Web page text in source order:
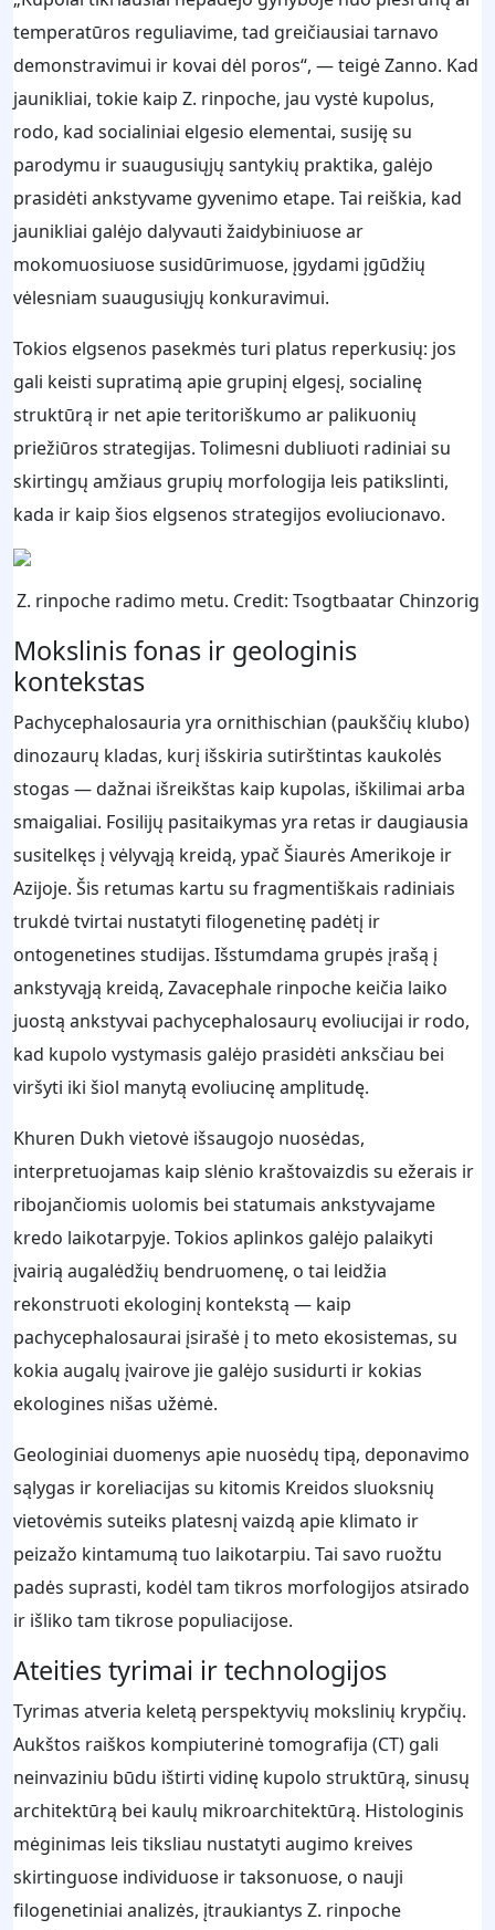
temperatūros reguliavime, tad greičiausiai tarnavo
demonstravimui ir kovai dėl poros“, — teigė Zanno. Kad
jaunikliai, tokie kaip Z. rinpoche, jau vystė kupolus,
rodo, kad socialiniai elgesio elementai, susiję su
parodymu ir suaugusiųjų santykių praktika, galėjo
prasidėti ankstyvame gyvenimo etape. Tai reiškia, kad
jaunikliai galėjo dalyvauti žaidybiniuose ar
mokomuosiuose susidūrimuose, įgydami įgūdžių
vėlesniam suaugusiųjų konkuravimui.
Tokios elgsenos pasekmės turi platus reperkusių: jos
gali keisti supratimą apie grupinį elgesį, socialinę
struktūrą ir net apie teritoriškumo ar palikuonių
priežiūros strategijas. Tolimesni dubliuoti radiniai su
skirtingų amžiaus grupių morfologija leis patikslinti,
kada ir kaip šios elgsenos strategijos evoliucionavo.
Z. rinpoche radimo metu. Credit: Tsogtbaatar Chinzorig
Mokslinis fonas ir geologinis
kontekstas
Pachycephalosauria yra ornithischian (paukščių klubo)
dinozaurų kladas, kurį išskiria sutirštintas kaukolės
stogas — dažnai išreikštas kaip kupolas, iškilimai arba
smaigaliai. Fosilijų pasitaikymas yra retas ir daugiausia
susitelkęs į vėlyvąją kreidą, ypač Šiaurės Amerikoje ir
Azijoje. Šis retumas kartu su fragmentiškais radiniais
trukdė tvirtai nustatyti filogenetinę padėtį ir
ontogenetines studijas. Išstumdama grupės įrašą į
ankstyvąją kreidą, Zavacephale rinpoche keičia laiko
juostą ankstyvai pachycephalosaurų evoliucijai ir rodo,
kad kupolo vystymasis galėjo prasidėti anksčiau bei
viršyti iki šiol manytą evoliucinę amplitudę.
Khuren Dukh vietovė išsaugojo nuosėdas,
interpretuojamas kaip slėnio kraštovaizdis su ežerais ir
ribojančiomis uolomis bei statumais ankstyvajame
kredo laikotarpyje. Tokios aplinkos galėjo palaikyti
įvairią augalėdžių bendruomenę, o tai leidžia
rekonstruoti ekologinį kontekstą — kaip
pachycephalosaurai įsirašė į to meto ekosistemas, su
kokia augalų įvairove jie galėjo susidurti ir kokias
ekologines nišas užėmė.
Geologiniai duomenys apie nuosėdų tipą, deponavimo
sąlygas ir koreliacijas su kitomis Kreidos sluoksnių
vietovėmis suteiks platesnį vaizdą apie klimato ir
peizažo kintamumą tuo laikotarpiu. Tai savo ruožtu
padės suprasti, kodėl tam tikros morfologijos atsirado
ir išliko tam tikrose populiacijose.
Ateities tyrimai ir technologijos
Tyrimas atveria keletą perspektyvių mokslinių krypčių.
Aukštos raiškos kompiuterinė tomografija (CT) gali
neinvaziniu būdu ištirti vidinę kupolo struktūrą, sinusų
architektūrą bei kaulų mikroarchitektūrą. Histologinis
mėginimas leis tiksliau nustatyti augimo kreives
skirtinguose individuose ir taksonuose, o nauji
filogenetiniai analizės, įtraukiantys Z. rinpoche